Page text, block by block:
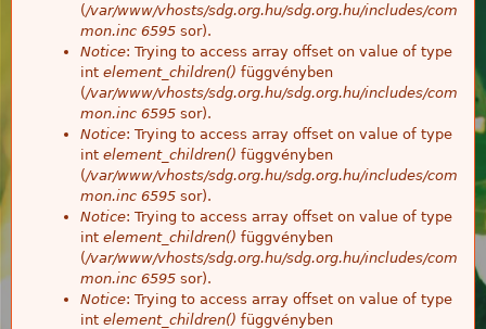
(/var/www/vhosts/sdg.org.hu/sdg.org.hu/includes/com
mon.inc 6595 sor).
Notice: Trying to access array offset on value of type
int element_children() függvényben
(/var/www/vhosts/sdg.org.hu/sdg.org.hu/includes/com
mon.inc 6595 sor).
Notice: Trying to access array offset on value of type
int element_children() függvényben
(/var/www/vhosts/sdg.org.hu/sdg.org.hu/includes/com
mon.inc 6595 sor).
Notice: Trying to access array offset on value of type
int element_children() függvényben
(/var/www/vhosts/sdg.org.hu/sdg.org.hu/includes/com
mon.inc 6595 sor).
Notice: Trying to access array offset on value of type
int element_children() függvényben